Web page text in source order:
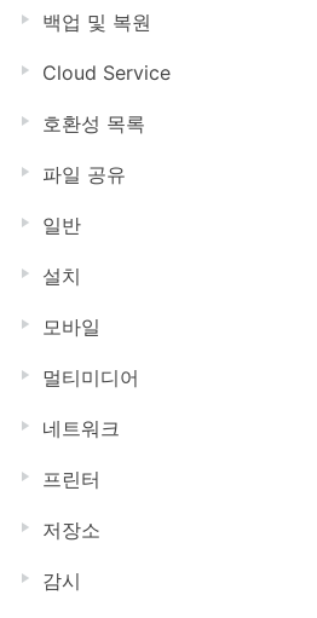
백업 및 복원
Cloud Service
호환성 목록
파일 공유
일반
설치
모바일
멀티미디어
네트워크
프린터
저장소
감시